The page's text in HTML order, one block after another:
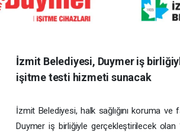
İzmit Belediyesi, Duymer iş
işitme testi hizmeti sunacak
İzmit Belediyesi, halk sağlığını koruma
Duymer iş birliğiyle gerçekleştirilecek olan